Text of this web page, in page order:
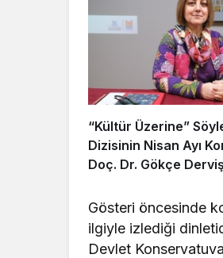
“Kültür Üzerine”
Dizisinin Nisan Ayı
Doç. Dr. Gökçe
Gösteri öncesinde
ilgiyle izlediği
Devlet